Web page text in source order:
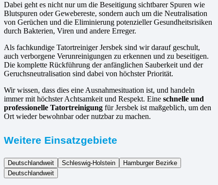
Dabei geht es nicht nur um die Beseitigung sichtbarer Spuren wie
Blutspuren oder Gewebereste, sondern auch um die Neutralisation
von Gerüchen und die Eliminierung potenzieller Gesundheitsrisiken
durch Bakterien, Viren und andere Erreger.
Als fachkundige Tatortreiniger Jersbek sind wir darauf geschult,
auch verborgene Verunreinigungen zu erkennen und zu beseitigen.
Die komplette Rückführung der anfänglichen Sauberkeit und der
Geruchsneutralisation sind dabei von höchster Priorität.
Wir wissen, dass dies eine Ausnahmesituation ist, und handeln
immer mit höchster Achtsamkeit und Respekt. Eine schnelle und
professionelle Tatortreinigung für Jersbek ist maßgeblich, um den
Ort wieder bewohnbar oder nutzbar zu machen.
Weitere Einsatzgebiete
Deutschlandweit Schleswig-Holstein
Hamburger Bezirke
Deutschlandweit